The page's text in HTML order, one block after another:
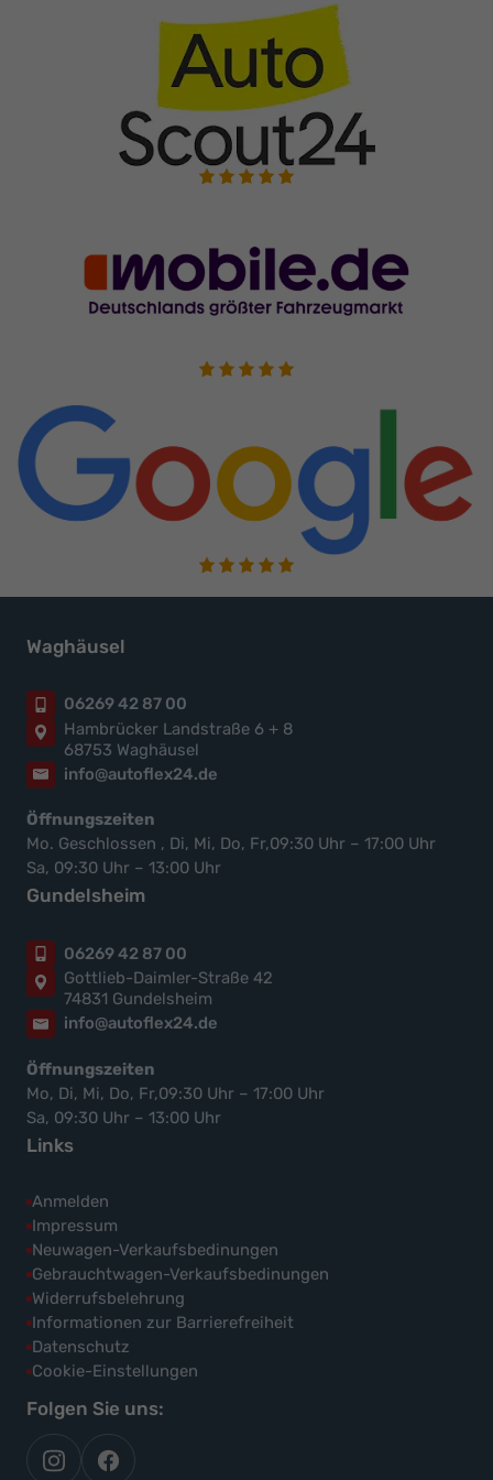
Waghäusel
06269 42 87 00
Hambrücker Landstraße 6 + 8
68753 Waghäusel
info@autoflex24.de
Öffnungszeiten
Mo. Geschlossen , Di, Mi, Do, Fr,09:30 Uhr – 17:00 Uhr
Sa, 09:30 Uhr – 13:00 Uhr
Gundelsheim
06269 42 87 00
Gottlieb-Daimler-Straße 42
74831 Gundelsheim
info@autoflex24.de
Öffnungszeiten
Mo, Di, Mi, Do, Fr,09:30 Uhr – 17:00 Uhr
Sa, 09:30 Uhr – 13:00 Uhr
Links
Anmelden
Impressum
Neuwagen-Verkaufsbedinungen
Gebrauchtwagen-Verkaufsbedinungen
Widerrufsbelehrung
Informationen zur Barrierefreiheit
Datenschutz
Cookie-Einstellungen
Folgen Sie uns:
autoflexautoflex24